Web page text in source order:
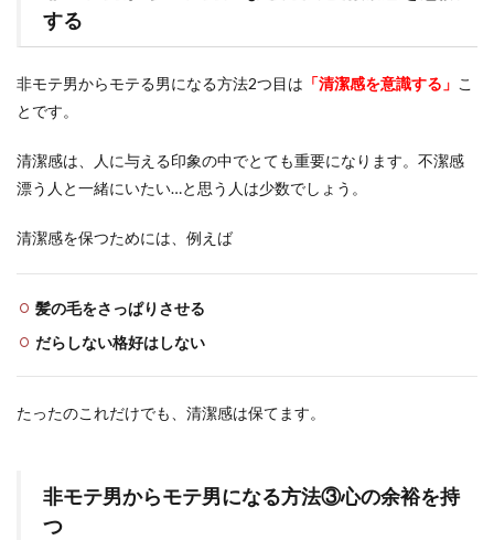
する
非モテ男からモテる男になる方法2つ目は 「清潔感を意識する」 こ
とです。
清潔感は、人に与える印象の中でとても重要になります。不潔感
漂う人と一緒にいたい…と思う人は少数でしょう。
清潔感を保つためには、例えば
髪の毛をさっぱりさせる
だらしない格好はしない
たったのこれだけでも、清潔感は保てます。
非モテ男からモテ男になる方法③心の余裕を持
つ